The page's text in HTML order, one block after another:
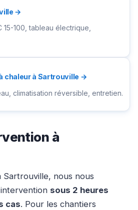
→
15-100, tableau électrique,
chaleur à Sartrouville →
climatisation réversible, entretien.
à
Sartrouville, nous nous
sous 2 heures
cas. Pour les chantiers